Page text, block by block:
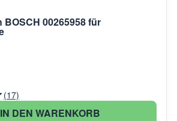
00265958 für
(17)
IN DEN WARENKORB